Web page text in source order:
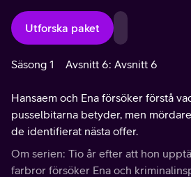
Utforska paket
Säsong 1 Avsnitt 6: Avsnitt 6
Hansaem och Ena försöker förstå
pusselbitarna betyder, men
de identifierat nästa offer.
Om serien: Tio år efter att hon
farbror försöker Ena och